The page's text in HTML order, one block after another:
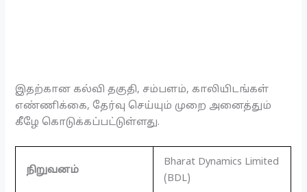
இதற்கான கல்வி தகுதி, சம்பளம், காலியிடங்கள்
எண்ணிக்கை, தேர்வு செய்யும் முறை அனைத்தும்
கீழே கொடுக்கப்பட்டுள்ளது.
நிறுவனம்
Bharat Dynamics Limited
(BDL)